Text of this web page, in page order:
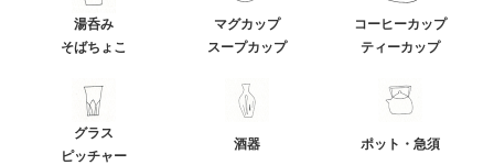
湯呑み
そばちょこ
マグカップ
スープカップ
コーヒーカップ
ティーカップ
グラス
ピッチャー
酒器 ポット・急須